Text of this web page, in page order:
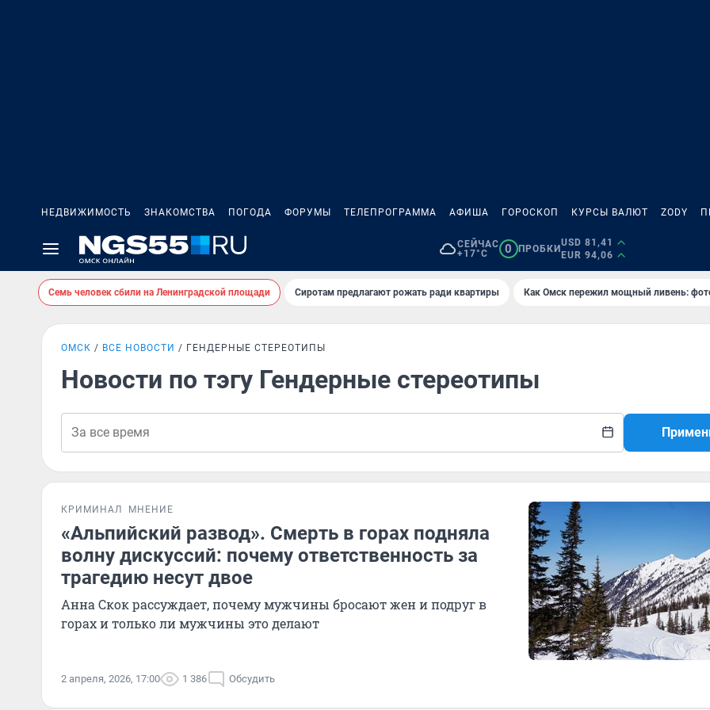
НЕДВИЖИМОСТЬ ЗНАКОМСТВА ПОГОДА ФОРУМЫ ТЕЛЕПРОГРАММА АФИША ГОРОСКОП КУРСЫ ВАЛЮТ ZODY
СЕЙЧАС
+17°C
0 ПРОБКИ
USD 81,41
EUR 94,06
Семь человек сбили на Ленинградской площади Сиротам предлагают рожать ради квартиры Как Омск пережил мощный ливень:
ОМСК ВСЕ НОВОСТИ ГЕНДЕРНЫЕ СТЕРЕОТИПЫ
Новости по тэгу Гендерные стереотипы
КРИМИНАЛ МНЕНИЕ
«Альпийский развод». Смерть в горах подняла
волну дискуссий: почему ответственность за
трагедию несут двое
Анна Скок рассуждает, почему мужчины бросают жен и подруг в
горах и только ли мужчины это делают
2 апреля, 2026, 17:00 1 386 Обсудить